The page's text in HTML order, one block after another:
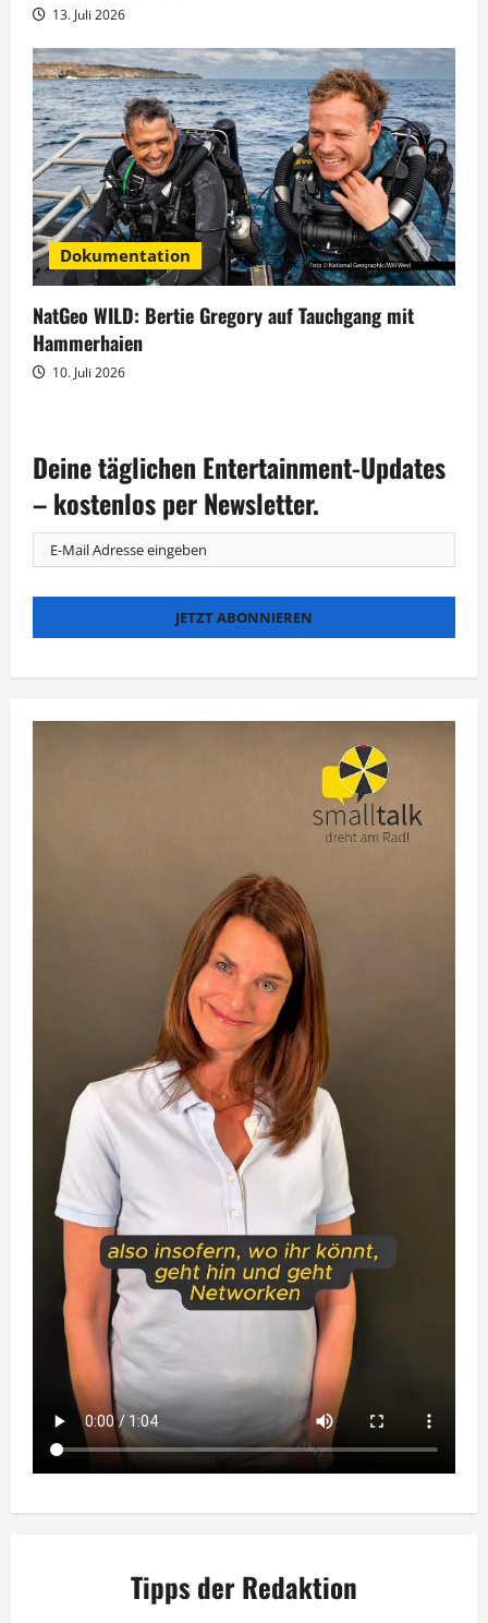
13. Juli 2026
Dokumentation
NatGeo WILD: Bertie Gregory auf Tauchgang mit
Hammerhaien
10. Juli 2026
Deine täglichen Entertainment-Updates
– kostenlos per Newsletter.
Tipps der Redaktion